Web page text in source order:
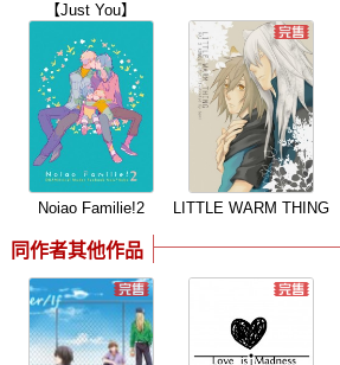
【Just You】
Noiao Familie!2 LITTLE WARM THING
同作者其他作品